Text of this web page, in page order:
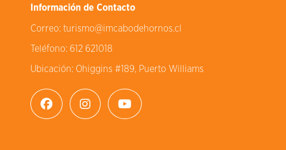
Información de Contacto
Correo: turismo@imcabodehornos.cl
Teléfono: 612 621018
Ubicación: Ohiggins #189, Puerto Williams